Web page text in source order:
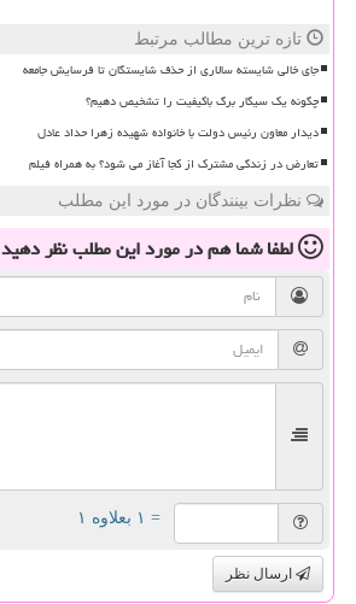
تازه ترین مطالب مرتبط
جای خالی شایسته سالاری از حذف شایستگان تا فرسایش جامعه
چگونه یک سیگار برگ باکیفیت را تشخیص دهیم؟
دیدار معاون رئیس دولت با خانواده شهیده زهرا حداد عادل
تعارض در زندگی مشترک از کجا آغاز می شود؟ به همراه فیلم
نظرات بینندگان در مورد این مطلب
لطفا شما همدر مورد این مطلبنظر دهید
= ۱ بعلاوه ۱
ارسال نظر